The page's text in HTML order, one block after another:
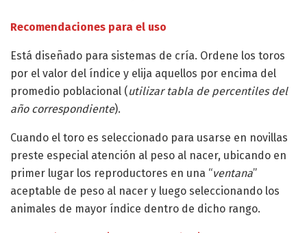
Recomendaciones para el uso
Está diseñado para sistemas de cría. Ordene los toros
por el valor del índice y elija aquellos por encima del
promedio poblacional (utilizar tabla de percentiles del
año correspondiente).
Cuando el toro es seleccionado para usarse en novillas
preste especial atención al peso al nacer, ubicando en
primer lugar los reproductores en una “ventana”
aceptable de peso al nacer y luego seleccionando los
animales de mayor índice dentro de dicho rango.